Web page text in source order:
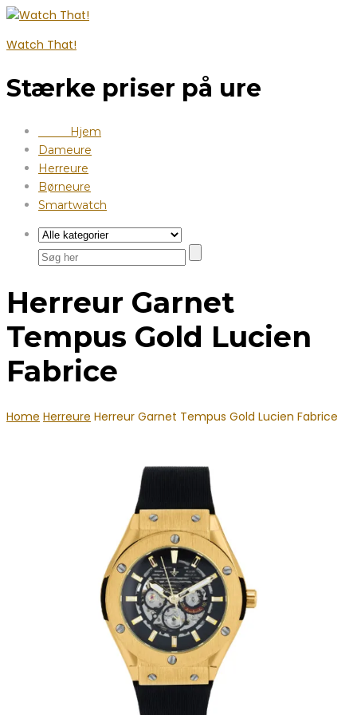
Watch That!
Stærke priser på ure
Hjem
Dameure
Herreure
Børneure
Smartwatch
Herreur Garnet
Tempus Gold Lucien
Fabrice
Home Herreure Herreur Garnet Tempus Gold Lucien Fabrice